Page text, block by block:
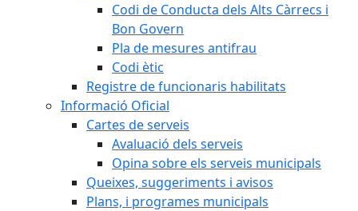
Codi de Conducta dels Alts Càrrecs i
Bon Govern
Pla de mesures antifrau
Codi ètic
Registre de funcionaris habilitats
Informació Oficial
Cartes de serveis
Avaluació dels serveis
Opina sobre els serveis municipals
Queixes, suggeriments i avisos
Plans, i programes municipals